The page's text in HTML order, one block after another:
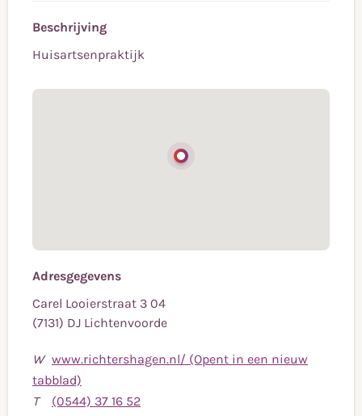
Beschrijving
Huisartsenpraktijk
Adresgegevens
Carel Looierstraat 3 04
(7131) DJ Lichtenvoorde
W www.richtershagen.nl/ (Opent in een nieuw
tabblad)
T
(0544) 37 16 52Bel